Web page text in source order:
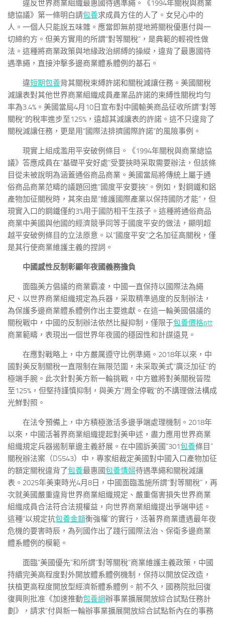
違反世界商業組織最惠國待遇準繩。《1994年關稅與商業
總協議》第一條明白請包養求成員方住的人了。女兒心中的
人。一個人只能說五味雜。應當即無前提地將關稅優惠付與一
切締約方。但美方實用的所謂“對等關稅”，是典範的輕視性做
法。這種將商業政策與地緣政治綁縛的操縱，違背了最惠國待
遇準繩，直接沖擊多邊商業體系體例的基石。
違短期包養背其關稅束縛許諾和關稅減讓任務。美國關稅
減讓表對其他世界商業組織成員產業品許諾的束縛性關稅均勻
率為3.4%。美國當局4月10日宣布對中國輸美商品征收所謂“對等
關稅”的稅率進步至125%，遠超其減讓表的許諾。這不只違背了
關稅減讓任務，更是用“國際法排擠國際許諾”的風險事例。
現實上組成濫用平安破例條目。《1994年關稅與商業總協
議》答應成員在“基礎平安好處”受要挾時采取需要辦法，但該條
目從未被說明為涵蓋通俗商品商業。美國當局將傳統上屬于通
俗商品商業范疇的議題回進“國度平安要挾”。例如，對鋼鐵和鋁
產物加征關稅時，其來由是“維護國際產業以保持國防才能”，但
現實入口的鋼鐵僅約3%用于國防相干生孩子。這種將通俗商品
商業中美國與他國的經濟競爭同等于國度平安的做法，顯明超
越平安破例條目的立法原意。以“國度平安”之名加征高關稅，僅
是其行使商業維護主義的捏詞。
中國感性反制彰顯年夜國義務擔負
面臨美方倡議的商業霸凌，中國一直保持以國際法為繩
尺、以世界商業組織規定為兵器，采取精準過度的反制辦法，
為保護多邊商業體系體例作出主要進獻。在這一輪美國倡議的
關稅戰中，中國的反制辦法依然比擬抑制，僅限于包養價格ptt
商業範疇，表現出一個世界年夜國的穩固性和計謀遠見。
在應對戰略上，中方嚴厲遵守比例準繩。2018年以來，中
國對美反制關稅一直限制在無限范圍，未采取美式“廣泛加征”的
極端手腕。此次針對美方新一輪挑戰，中方雖將對美關稅晉陞
至125%，但堅持謹慎抑制，與美方“周全停戰”的不講理做法構成
光鮮對照。
在法令預備上，中方積極激活多邊爭端處理機制。2018年
以來，中國活著界商業組織提起對美申述，盡力應用世界商業
組織規定兵器遏制單邊主義舒展。在中國訴美國“301包養條目”
關稅辦法案（DS543）中，專家組裁定美國對中國入口產物加征
的額定關稅違背了包養最惠國包養情婦待遇準繩和關稅減讓
表。2025年美東時光4月8日，中國面臨濫施所謂“對等關稅”，再
次就美國嚴重違背世界商業組織規定、嚴重傷害損失世界商業
組織成員合法符合法規權益，向世界商業組織提出爭端申述。
這種“以規定抗包養金額衡強權”的實行，活著界商業遭遇最年夜
危機的要害時辰，為列國作出了踐行國際法治、保衛多邊商業
體系體例的模範。
面臨“美國優先”和所謂“對等關稅”商業維護主義政策，中國
持續完美高程度對外開放體系體例機制，保持以開放促改造，
扶植更高程度開放型經濟新體系體例。前不久，國務院批回復
復興則批准《加速推動包養網辦事業擴展開放綜合試點任務計
劃》，請求“付與新一輪辦事業擴展開放綜合試點新內在的事務